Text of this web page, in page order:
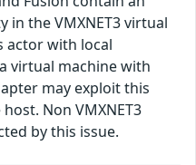
the VMXNET3 virtual
actor with local
virtual machine with
may exploit this
Non VMXNET3
by this issue.